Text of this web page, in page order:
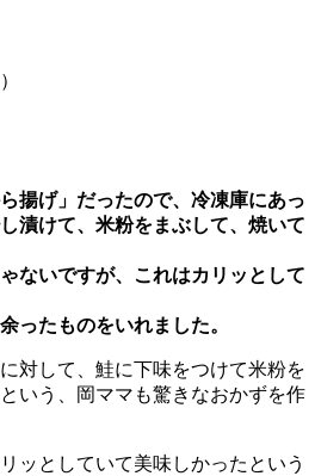
揚げ」だったので、冷凍庫にあっ
漬けて、米粉をまぶして、焼いて
ないですが、これはカリッとして
ったものをいれました。
対して、鮭に下味をつけて米粉を
いう、岡ママも驚きなおかずを作
ッとしていて美味しかったという